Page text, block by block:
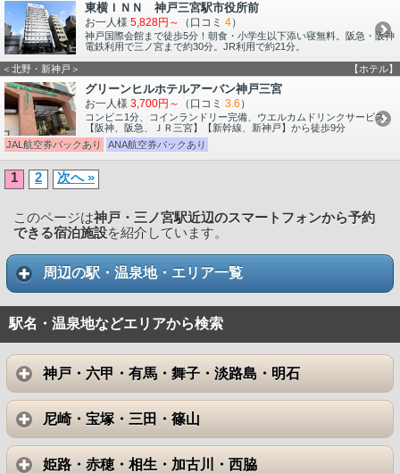
東横ＩＮＮ 神戸三宮駅市役所前
お一人様 5,828円～ （口コミ 4）
神戸国際会館まで徒歩5分！朝食・小学生以下添い寝無料。阪急・阪神
電鉄利用で三ノ宮まで約30分。JR利用で約21分。
＜北野・新神戸＞ 【ホテル】
グリーンヒルホテルアーバン神戸三宮
お一人様 3,700円～ （口コミ 3.6 ）
コンビニ1分、コインランドリー完備、ウエルカムドリンクサービス。
【阪神、阪急、ＪＲ三宮】【新幹線、新神戸】から徒歩9分
JAL航空券パックあり
ANA航空券パックあり
1 2 次へ »
このページは神戸・三ノ宮駅近辺のスマートフォンから予約
できる宿泊施設を紹介しています。
周辺の駅・温泉地・エリア一覧
駅名・温泉地などエリアから検索
神戸・六甲・有馬・舞子・淡路島・明石
尼崎・宝塚・三田・篠山
姫路・赤穂・相生・加古川・西脇